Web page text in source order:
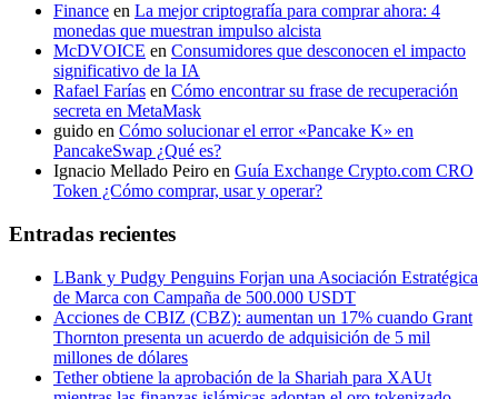
Finance en La mejor criptografía para comprar ahora: 4
monedas que muestran impulso alcista
McDVOICE en Consumidores que desconocen el impacto
significativo de la IA
Rafael Farías en Cómo encontrar su frase de recuperación
secreta en MetaMask
guido en Cómo solucionar el error «Pancake K» en
PancakeSwap ¿Qué es?
Ignacio Mellado Peiro en Guía Exchange Crypto.com CRO
Token ¿Cómo comprar, usar y operar?
Entradas recientes
LBank y Pudgy Penguins Forjan una Asociación Estratégica
de Marca con Campaña de 500.000 USDT
Acciones de CBIZ (CBZ): aumentan un 17% cuando Grant
Thornton presenta un acuerdo de adquisición de 5 mil
millones de dólares
Tether obtiene la aprobación de la Shariah para XAUt